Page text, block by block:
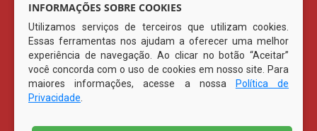
INFORMAÇÕES SOBRE COOKIES
Utilizamos serviços de terceiros que utilizam cookies.
Essas ferramentas nos ajudam a oferecer uma melhor
experiência de navegação. Ao clicar no botão “Aceitar”
você concorda com o uso de cookies em nosso site. Para
maiores informações, acesse a nossa
Política de
Privacidade